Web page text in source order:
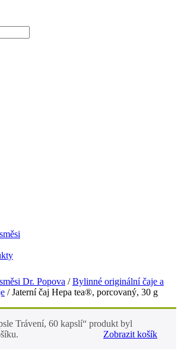
Dr. Popova /Bylinné originální čaje a
/Jaterní čaj Hepa tea®, porcovaný, 30 g
Trávení, 60 kapslí“ produkt byl
Zobrazit košík